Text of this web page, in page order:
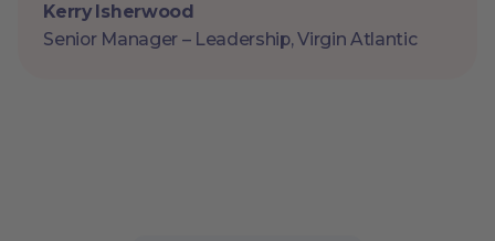
Kerry Isherwood
Senior Manager – Leadership, Virgin Atlantic